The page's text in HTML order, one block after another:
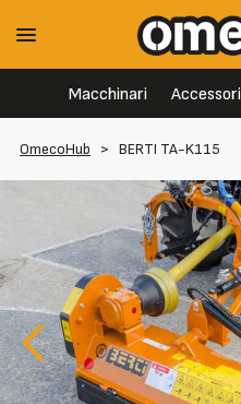
Macchinari Accessori
OmecoHub > BERTI TA-K115